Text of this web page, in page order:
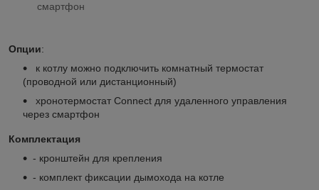
смартфон
Опции:
к котлу можно подключить комнатный термостат
(проводной или дистанционный)
хронотермостат Connect для удаленного управления
через смартфон
Комплектация
- кронштейн для крепления
- комплект фиксации дымохода на котле